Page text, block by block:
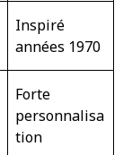
Inspiré
années 1970
Forte
personnalisa
tion